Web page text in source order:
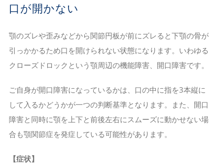
口が開かない
顎のズレや歪みなどから関節円板が前にズレると下顎の骨が
引っかかるため口を開けられない状態になります。いわゆる
クローズドロックという顎周辺の機能障害、開口障害です。
ご自身が開口障害になっているかは、口の中に指を3本縦に
して入るかどうかが一つの判断基準となります。また、開口
障害と同時に顎を上下と前後左右にスムーズに動かせない場
合も顎関節症を発症している可能性があります。
【症状】